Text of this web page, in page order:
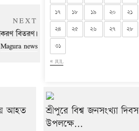
Next
Post
NEXT
বিতরণ।
Magura news
« JUL
১৭
১৮ ১৯ ২০ ২১
২৪
২৫ ২৬ ২৭ ২৮
৩১
আহত
শ্রীপুরে বিশ্ব জনসংখ্যা দিবস
উপলক্ষে...